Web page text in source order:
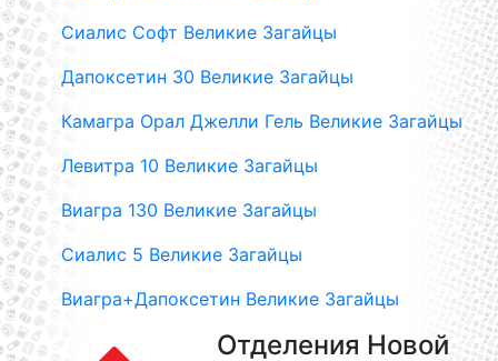
Сиалис Софт Великие Загайцы
Дапоксетин 30 Великие Загайцы
Камагра Орал Джелли Гель Великие Загайцы
Левитра 10 Великие Загайцы
Виагра 130 Великие Загайцы
Сиалис 5 Великие Загайцы
Виагра+Дапоксетин Великие Загайцы
Отделения Новой